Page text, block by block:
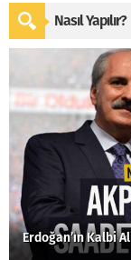
Nasıl Yapılır?
Erdoğan’ın Kalbi